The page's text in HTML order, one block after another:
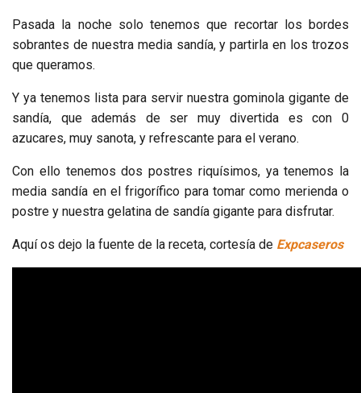
Pasada la noche solo tenemos que recortar los bordes
sobrantes de nuestra media sandía, y partirla en los trozos
que queramos.
Y ya tenemos lista para servir nuestra gominola gigante de
sandía, que además de ser muy divertida es con 0
azucares, muy sanota, y refrescante para el verano.
Con ello tenemos dos postres riquísimos, ya tenemos la
media sandía en el frigorífico para tomar como merienda o
postre y nuestra gelatina de sandía gigante para disfrutar.
Aquí os dejo la fuente de la receta, cortesía de Expcaseros